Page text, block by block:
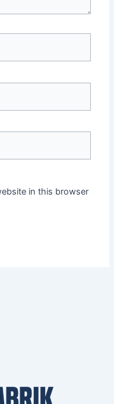
in this browser